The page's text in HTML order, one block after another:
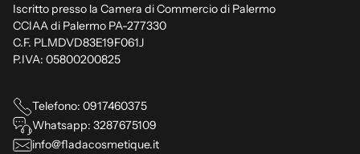
Iscritto presso la Camera di Commercio di Palermo
CCIAA di Palermo PA-277330
C.F. PLMDVD83E19F061J
P.IVA: 05800200825
Telefono: 0917460375
Whatsapp: 3287675109
info@fladacosmetique.it